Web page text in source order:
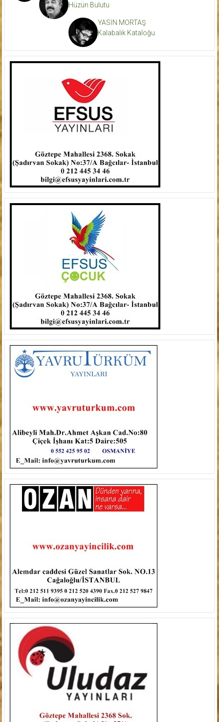
Hüzün Bulutu
YASİN MORTAŞ
Kalabalık Kataloğu